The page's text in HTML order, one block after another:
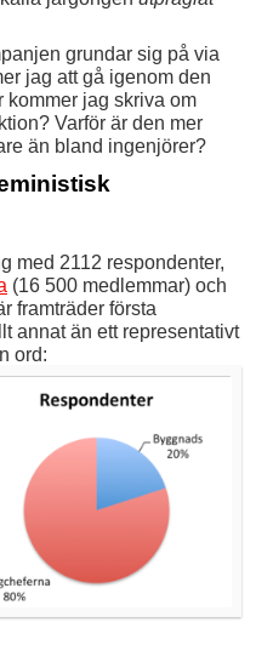
grundar sig på via
jag att gå igenom den
kommer jag skriva om
Varför är den mer
än bland ingenjörer?
med 2112 respondenter,
(16 500 medlemmar) och
framträder första
annat än ett representativt
ord: